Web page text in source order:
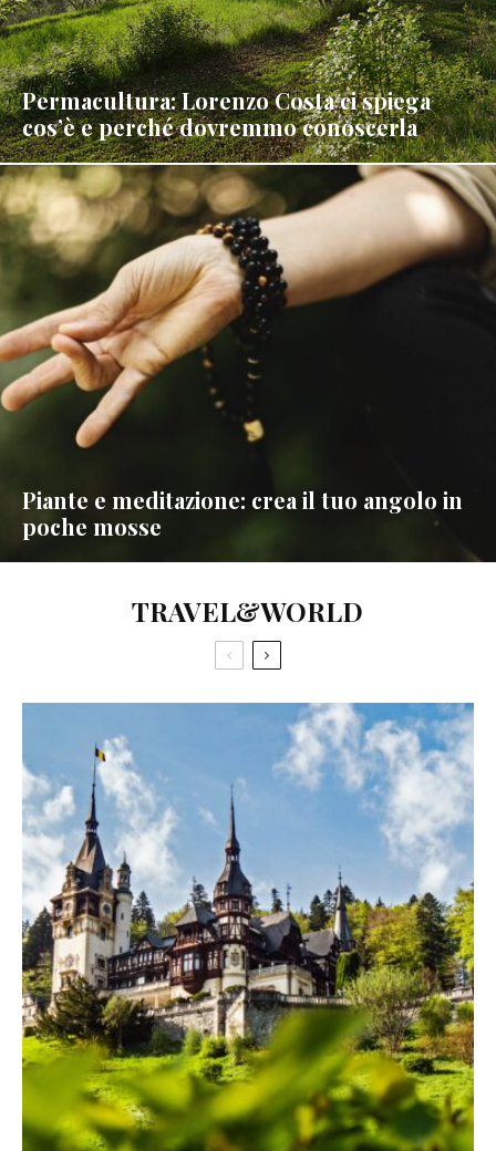
Permacultura: Lorenzo Costa ci spiega
cos’è e perché dovremmo conoscerla
Piante e meditazione: crea il tuo angolo in
poche mosse
TRAVEL&WORLD